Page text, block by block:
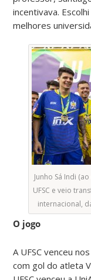
incentivava.
melhores
Junho Sá Indi
UFSC e veio
internacional,
O jogo
A UFSC venceu
com gol do atleta